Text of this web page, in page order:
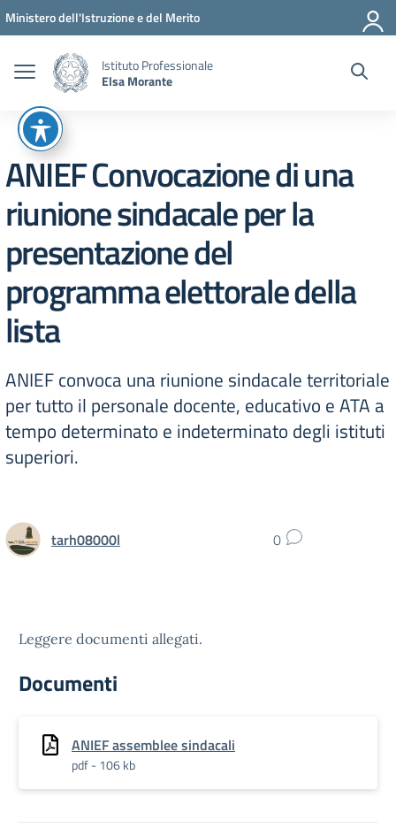
Vai ai contenuti
Vai al menu di navigazione
Vai al footer
Ministero dell'Istruzione e del Merito
Istituto Professionale
Elsa Morante
ANIEF Convocazione di una
riunione sindacale per la
presentazione del
programma elettorale della
lista
ANIEF convoca una riunione sindacale territoriale
per tutto il personale docente, educativo e ATA a
tempo determinato e indeterminato degli istituti
superiori.
tarh08000l 0
Leggere documenti allegati.
Documenti
ANIEF assemblee sindacali
pdf - 106 kb